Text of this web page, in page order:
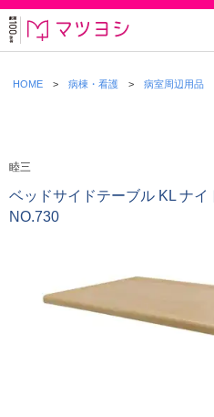
HOME 病棟・看護 病室周辺用品
睦三
ベッドサイドテーブル KL ナ
NO.730